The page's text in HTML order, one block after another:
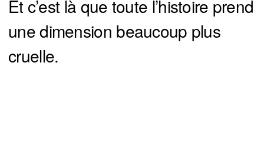
Et c’est là que toute l’histoire prend
une dimension beaucoup plus
cruelle.